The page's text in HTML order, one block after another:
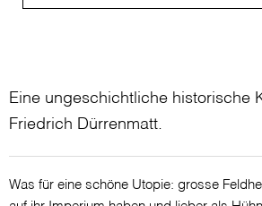
Eine ungeschichtliche historische
Friedrich Dürrenmatt.
Was für eine schöne Utopie: grosse